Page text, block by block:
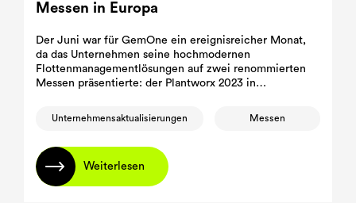
Messen in Europa
Der Juni war für GemOne ein ereignisreicher Monat,
da das Unternehmen seine hochmodernen
Flottenmanagementlösungen auf zwei renommierten
Messen präsentierte: der Plantworx 2023 in
Unternehmensaktualisierungen Messen
Weiterlesen